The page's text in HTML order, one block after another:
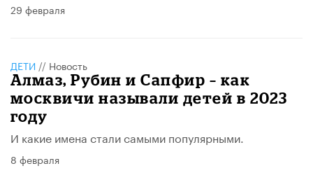
29 февраля
ДЕТИ // Новость
Алмаз, Рубин и Сапфир – как
москвичи называли детей в 2023
году
И какие имена стали самыми популярными.
8 февраля